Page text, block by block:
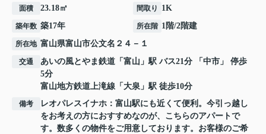
面積 23.18㎡ 間取り 1K
築年数 築17年 所在階 1階/2階建
所在地 富山県富山市公文名 ２４－１
交通 あいの風とやま鉄道 「 富山 」駅 バス21分 「中市」 停歩
5分
富山地方鉄道上滝線 「 大泉 」駅 徒歩10分
備考
レオパレスイナホ：富山駅にも近くて便利。今引っ越し
をお考えの方におすすめなのが、こちらのアパートで
す。数多くの物件をご用意しております。お客様のご希